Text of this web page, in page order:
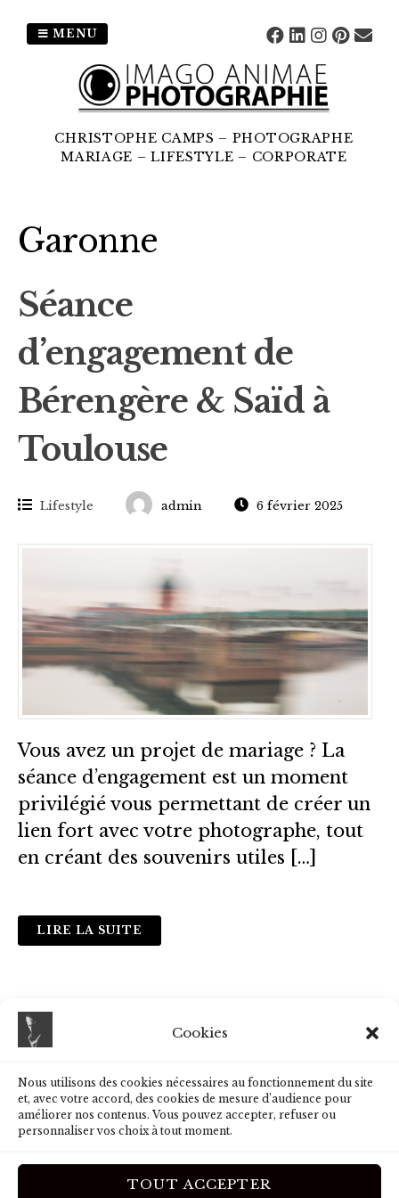
Cookies
Nous utilisons des cookies nécessaires au fonctionnement du site
et, avec votre accord, des cookies de mesure d’audience pour
améliorer nos contenus. Vous pouvez accepter, refuser ou
personnaliser vos choix à tout moment.
TOUT ACCEPTER
CHRISTOPHE CAMPS – PHOTOGRAPHE
MARIAGE – LIFESTYLE – CORPORATE
MENU
Garonne
Séance
d’engagement de
Bérengère & Saïd à
Toulouse
Lifestyle admin 6 février 2025
Vous avez un projet de mariage ? La
séance d’engagement est un moment
privilégié vous permettant de créer un
lien fort avec votre photographe, tout
en créant des souvenirs utiles […]
LIRE LA SUITE
CHRISTOPHE CAMPS - IMAGO ANIMAE PHOTOGRAPHIE
PASSAGE DES HIRONDELLES 32700 SAINT-AVIT-
FRANDAT